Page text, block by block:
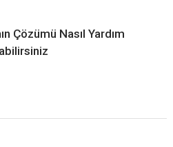
Çözümü Nasıl Yardım